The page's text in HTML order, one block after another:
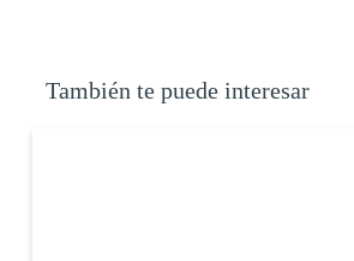
También te puede interesar